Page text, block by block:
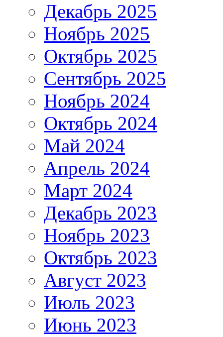
Декабрь 2025
Ноябрь 2025
Октябрь 2025
Сентябрь 2025
Ноябрь 2024
Октябрь 2024
Май 2024
Апрель 2024
Март 2024
Декабрь 2023
Ноябрь 2023
Октябрь 2023
Август 2023
Июль 2023
Июнь 2023